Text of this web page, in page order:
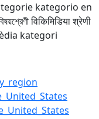
kategorio en
विकिमिडिया श्रेणी
kategori